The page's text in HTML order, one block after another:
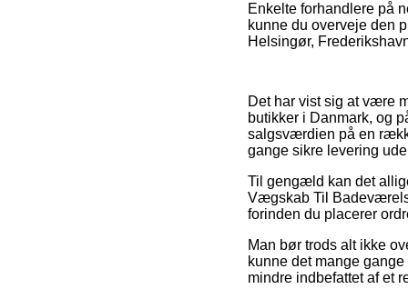
Enkelte forhandlere på
kunne du overveje den
Helsingør,
Det har vist sig at være
butikker i Danmark, og
salgsværdien på en
gange sikre levering
Til gengæld kan det
Vægskab Til
forinden du placerer
Man bør trods alt ikke
kunne det mange
mindre indbefattet af et